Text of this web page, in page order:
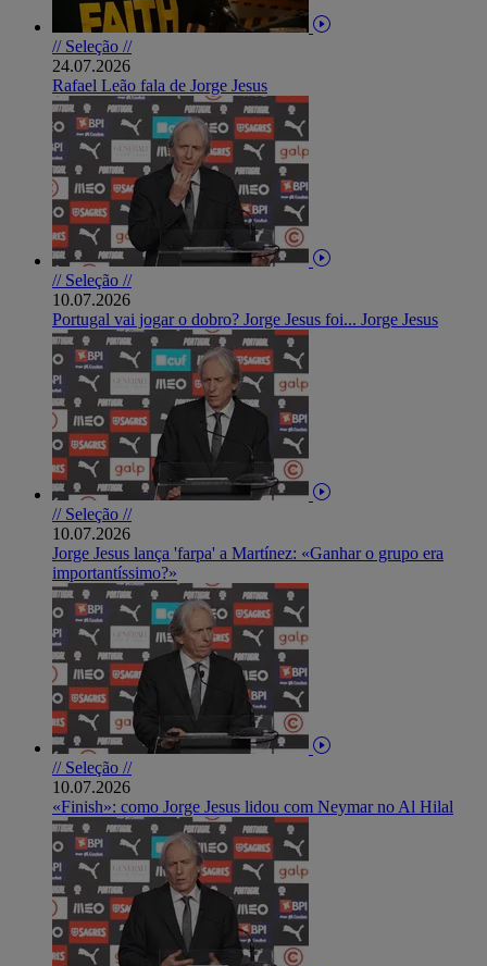
// Seleção //
24.07.2026
Rafael Leão fala de Jorge Jesus
// Seleção //
10.07.2026
Portugal vai jogar o dobro? Jorge Jesus foi... Jorge Jesus
// Seleção //
10.07.2026
Jorge Jesus lança 'farpa' a Martínez: «Ganhar o grupo era
importantíssimo?»
// Seleção //
10.07.2026
«Finish»: como Jorge Jesus lidou com Neymar no Al Hilal